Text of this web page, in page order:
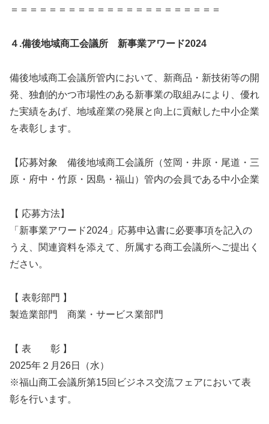
＝＝＝＝＝＝＝＝＝＝＝＝＝＝＝＝＝＝＝＝＝＝
４.備後地域商工会議所 新事業アワード2024
備後地域商工会議所管内において、新商品・新技術等の開
発、独創的かつ市場性のある新事業の取組みにより、優れ
た実績をあげ、地域産業の発展と向上に貢献した中小企業
を表彰します。
【応募対象 備後地域商工会議所（笠岡・井原・尾道・三
原・府中・竹原・因島・福山）管内の会員である中小企業
【 応募方法】
「新事業アワード2024」応募申込書に必要事項を記入の
うえ、関連資料を添えて、所属する商工会議所へご提出く
ださい。
【 表彰部門 】
製造業部門 商業・サービス業部門
【 表 彰 】
2025年２月26日（水）
※福山商工会議所第15回ビジネス交流フェアにおいて表
彰を行います。